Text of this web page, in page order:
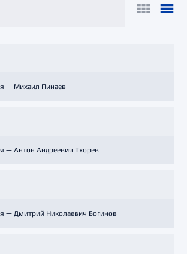
— Михаил Пинаев
— Антон Андреевич Тхорев
— Дмитрий Николаевич Богинов